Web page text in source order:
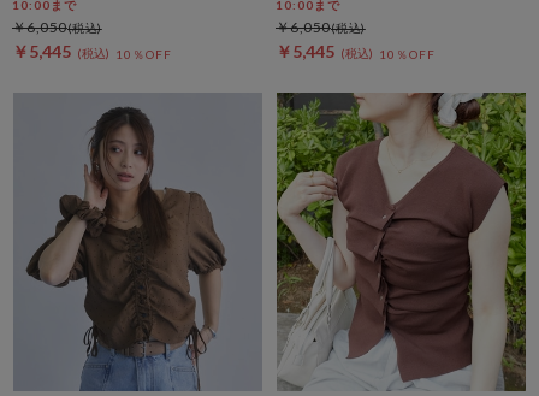
10:00まで
￥5,445 10％OFF
￥6,050
10:00まで
￥5,445 10％OFF
￥6,050